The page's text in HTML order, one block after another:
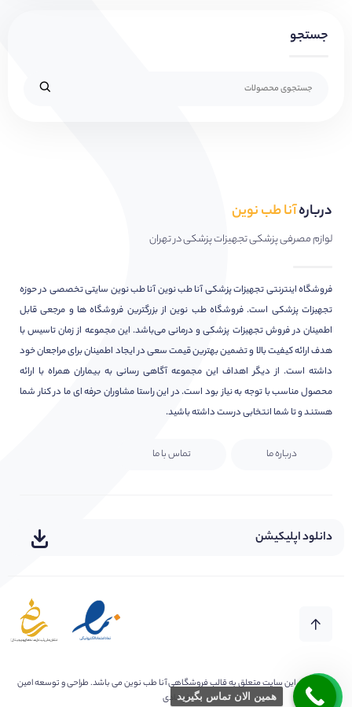
جستجو
دربارهآنا طب نوین
لوازم مصرفی پزشکی تجهیزات پزشکی در تهران
فروشگاه اینترنتی تجهیزات پزشکی آنا طب نوین آنا طب نوین سایتی تخصصی در حوزه
تجهیزات پزشکی است. فروشگاه طب نوین از بزرگترین فروشگاه ها و مرجعی قابل
اطمینان در فروش تجهیزات پزشکی و درمانی می‌باشد. این مجموعه از زمان تاسیس با
هدف ارائه کیفیت بالا و تضمین بهترین قیمت سعی در ایجاد اطمینان برای مراجعان خود
داشته است. از دیگر اهداف این مجموعه آگاهی رسانی به بیماران همراه با ارائه
محصول مناسب با توجه به نیاز بود است. در این راستا مشاوران حرفه ای ما در کنار شما
هستند و تا شما انتخابی درست داشته باشید.
درباره ما تماس با ما
دانلود اپلیکیشن
کلیه حقوق این سایت متعلق بهقالب فروشگاهی آنا طب نوینمی باشد. طراحی و توسعه امین
فرهادی
سلام امیدوارم عالی باشید?
همین الان تماس بگیرید